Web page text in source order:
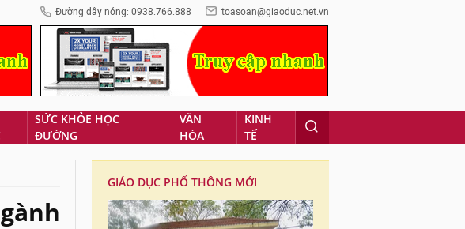
Đường dây nóng: 0938.766.888 toasoan@giaoduc.net.vn
SỨC KHỎE HỌC
ĐƯỜNG
VĂN
HÓA
KINH
TẾ
GIÁO DỤC PHỔ THÔNG MỚI